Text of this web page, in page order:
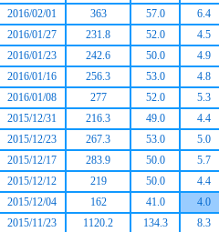
2016/02/01 363 57.0
6.4
2016/01/27 231.8 52.0
4.5
2016/01/23 242.6 50.0
4.9
2016/01/16 256.3 53.0
4.8
2016/01/08 277 52.0
5.3
2015/12/31 216.3 49.0
4.4
2015/12/23 267.3 53.0
5.0
2015/12/17 283.9 50.0
5.7
2015/12/12 219 50.0
4.4
2015/12/04 162 41.0
4.0
2015/11/23 1120.2 134.3
8.3